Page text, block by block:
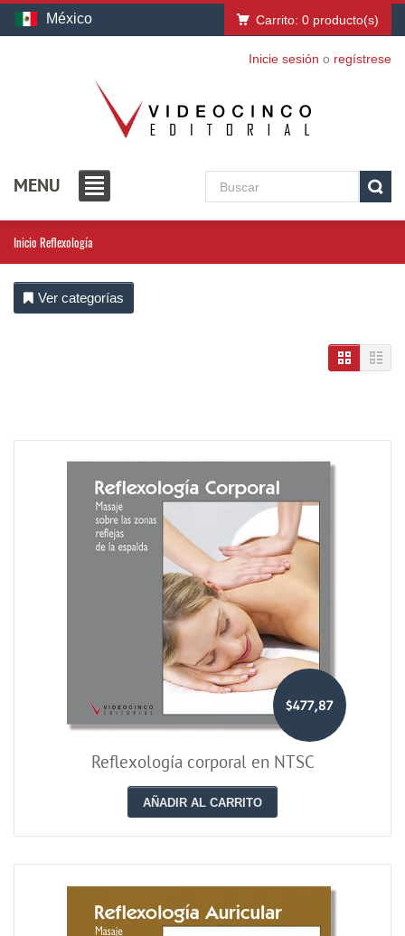
México Carrito: 0 producto(s)
Inicie sesión o regístrese
MENU
Inicio Reflexología
Ver categorías
$477,87
Reflexología corporal en NTSC
AÑADIR AL CARRITO